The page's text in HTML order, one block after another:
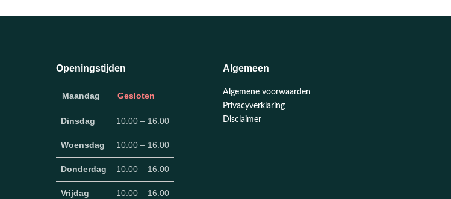
Openingstijden
Maandag Gesloten
Dinsdag 10:00 – 16:00
Woensdag 10:00 – 16:00
Donderdag 10:00 – 16:00
Vrijdag 10:00 – 16:00
Algemeen
Algemene voorwaarden
Privacyverklaring
Disclaimer